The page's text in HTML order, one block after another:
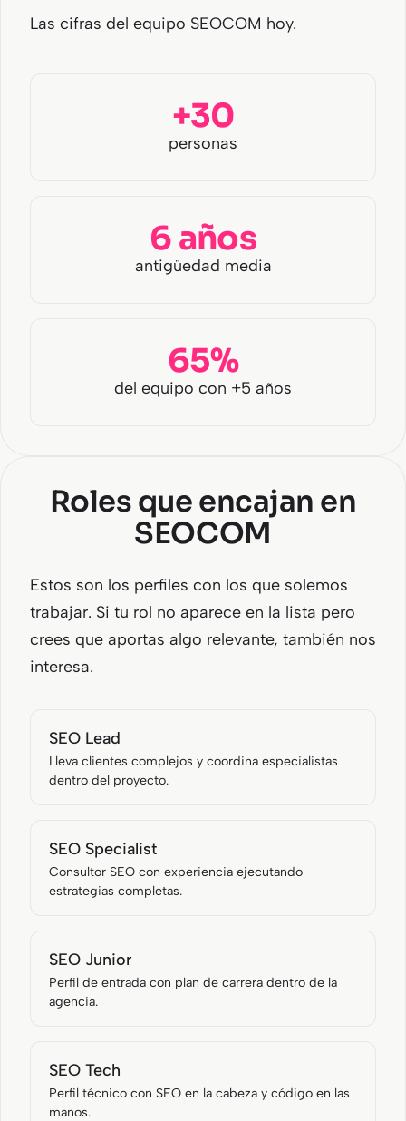
Las cifras del equipo SEOCOM hoy.
+30
personas
6 años
antigüedad media
65%
del equipo con +5 años
Roles que encajan en
SEOCOM
Estos son los perfiles con los que solemos
trabajar. Si tu rol no aparece en la lista pero
crees que aportas algo relevante, también nos
interesa.
SEO Lead
Lleva clientes complejos y coordina especialistas
dentro del proyecto.
SEO Specialist
Consultor SEO con experiencia ejecutando
estrategias completas.
SEO Junior
Perfil de entrada con plan de carrera dentro de la
agencia.
SEO Tech
Perfil técnico con SEO en la cabeza y código en las
manos.